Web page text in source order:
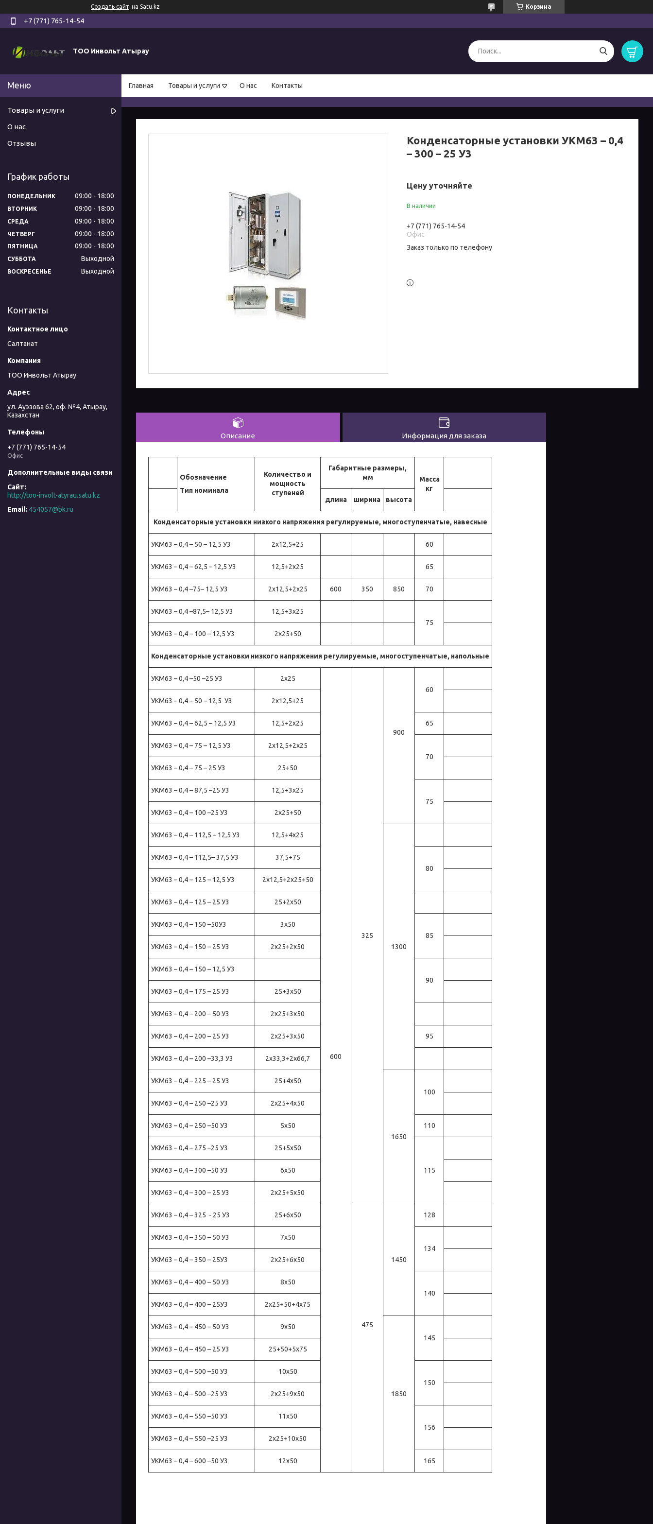
Создать сайт на Satu.kz Корзина
+7 (771) 765-14-54
ТОО Инвольт Атырау
Главная Товары и услуги О нас Контакты
Конденсаторные установки УКМ63 – 0,4
– 300 – 25 У3
Цену уточняйте
В наличии
+7 (771) 765-14-54
Офис
Заказ только по телефону
Описание Информация для заказа
Обозначение
Тип номинала
Количество и
мощность
ступеней
Габаритные размеры,
мм
Масса
кг
длина
ширина высота
Конденсаторные установки низкого напряжения регулируемые, многоступенчатые, навесные
УКМ63 – 0,4 – 50 – 12,5 У3 2x12,5+25 60
УКМ63 – 0,4 – 62,5 – 12,5 У3 12,5+2x25 65
УКМ63 – 0,4 –75– 12,5 У3 2x12,5+2x25 600 350 850 70
УКМ63 – 0,4 –87,5– 12,5 У3
12,5+3x25
75
УКМ63 – 0,4 – 100 – 12,5 У3
2x25+50
Конденсаторные установки низкого напряжения регулируемые, многоступенчатые, напольные
УКМ63 – 0,4 –50 –25 У3 2х25
600
325
900
60
УКМ63 – 0,4 – 50 – 12,5 У3
2x12,5+25
УКМ63 – 0,4 – 62,5 – 12,5 У3 12,5+2x25 65
УКМ63 – 0,4 – 75 – 12,5 У3
2x12,5+2x25
70
УКМ63 – 0,4 – 75 – 25 У3
25+50
УКМ63 – 0,4 – 87,5 –25 У3
12,5+3x25
75
УКМ63 – 0,4 – 100 –25 У3
2x25+50
УКМ63 – 0,4 – 112,5 – 12,5 У3 12,5+4x25
1300
УКМ63 – 0,4 – 112,5– 37,5 У3
37,5+75
80
УКМ63 – 0,4 – 125 – 12,5 У3
2x12,5+2x25+50
УКМ63 – 0,4 – 125 – 25 У3 25+2x50
УКМ63 – 0,4 – 150 –50У3
3х50
85
УКМ63 – 0,4 – 150 – 25 У3
2х25+2х50
УКМ63 – 0,4 – 150 – 12,5 У3
90
УКМ63 – 0,4 – 175 – 25 У3
25+3x50
УКМ63 – 0,4 – 200 – 50 У3 2х25+3х50
УКМ63 – 0,4 – 200 – 25 У3 2х25+3х50 95
УКМ63 – 0,4 – 200 –33,3 У3 2х33,3+2х66,7
УКМ63 – 0,4 – 225 – 25 У3 25+4x50
1650
100
УКМ63 – 0,4 – 250 –25 У3
2x25+4x50
УКМ63 – 0,4 – 250 –50 У3 5x50 110
УКМ63 – 0,4 – 275 –25 У3 25+5x50
115
УКМ63 – 0,4 – 300 –50 У3 6x50
УКМ63 – 0,4 – 300 – 25 У3 2x25+5x50
УКМ63 – 0,4 – 325 - 25 У3 25+6x50
475
1450
128
УКМ63 – 0,4 – 350 – 50 У3
7х50
134
УКМ63 – 0,4 – 350 – 25У3
2x25+6x50
УКМ63 – 0,4 – 400 – 50 У3
8х50
140
УКМ63 – 0,4 – 400 – 25У3
2x25+50+4x75
УКМ63 – 0,4 – 450 – 50 У3 9х50
1850
145
УКМ63 – 0,4 – 450 – 25 У3
25+50+5x75
УКМ63 – 0,4 – 500 –50 У3
10х50
150
УКМ63 – 0,4 – 500 –25 У3
2x25+9x50
УКМ63 – 0,4 – 550 –50 У3
11х50
156
УКМ63 – 0,4 – 550 –25 У3
2x25+10x50
УКМ63 – 0,4 – 600 –50 У3 12x50 165
Товары и услуги
О нас
Отзывы
График работы
ПОНЕДЕЛЬНИК 09:00 18:00
ВТОРНИК 09:00 18:00
СРЕДА 09:00 18:00
ЧЕТВЕРГ 09:00 18:00
ПЯТНИЦА 09:00 18:00
СУББОТА Выходной
ВОСКРЕСЕНЬЕ Выходной
Контакты
Салтанат
ТОО Инвольт Атырау
ул. Ауэзова 62, оф. №4, Атырау,
Казахстан
+7 (771) 765-14-54
Офис
http://too-involt-atyrau.satu.kz
454057@bk.ru